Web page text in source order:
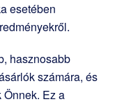
esetében
hasznosabb
számára, és
Ez a